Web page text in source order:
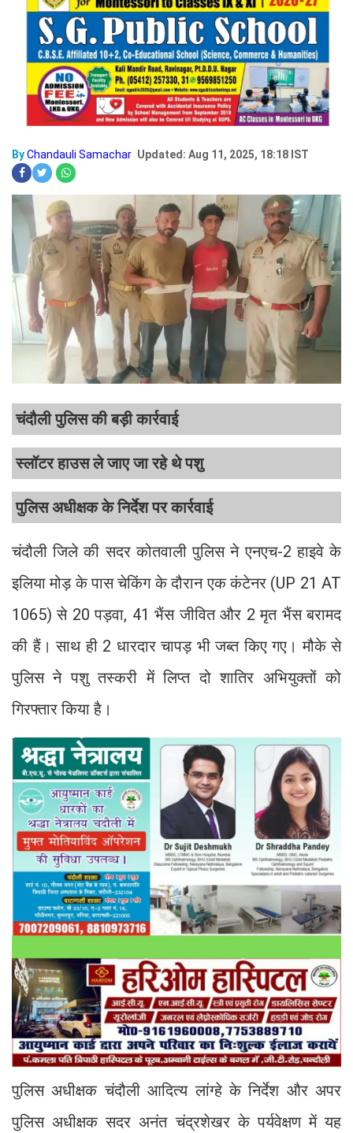
ByChandauli Samachar Updated: Aug 11, 2025, 18:18 IST
चंदौली पुलिस की बड़ी कार्रवाई
स्लॉटर हाउस ले जाए जा रहे थे पशु
पुलिस अधीक्षक के निर्देश पर कार्रवाई
चंदौली जिले की सदर कोतवाली पुलिस ने एनएच-2 हाइवे के
इलिया मोड़ के पास चेकिंग के दौरान एक कंटेनर (UP 21 AT
1065) से 20 पड़वा, 41 भैंस जीवित और 2 मृत भैंस बरामद
की हैं। साथ ही 2 धारदार चापड़ भी जब्त किए गए। मौके से
पुलिस ने पशु तस्करी में लिप्त दो शातिर अभियुक्तों को
गिरफ्तार किया है।
पुलिस अधीक्षक चंदौली आदित्य लांग्हे के निर्देश और अपर
पुलिस अधीक्षक सदर अनंत चंद्रशेखर के पर्यवेक्षण में यह